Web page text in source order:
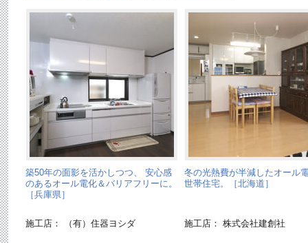
築50年の面影を活かしつつ、 安心感
のあるオール電化＆バリアフリーに。
［兵庫県］
施工店： （有）住器ヨシダ
冬の光熱費が半減したオール
世帯住宅。［北海道］
施工店： 株式会社建創社